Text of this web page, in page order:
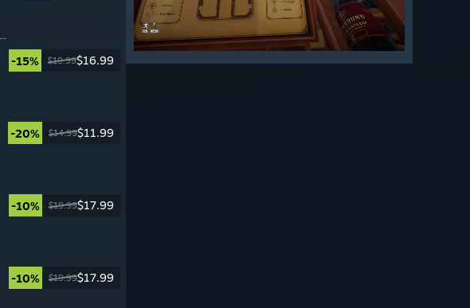
-15% $19.99$16.99
-20% $14.99$11.99
-10% $19.99$17.99
-10% $19.99$17.99